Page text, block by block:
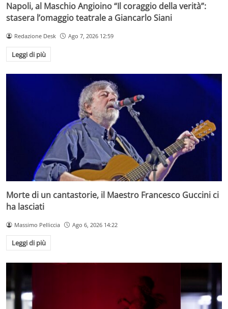
Napoli, al Maschio Angioino “Il coraggio della verità”:
stasera l’omaggio teatrale a Giancarlo Siani
Redazione Desk Ago 7, 2026 12:59
Leggi di più
Morte di un cantastorie, il Maestro Francesco Guccini ci
ha lasciati
Massimo Pelliccia Ago 6, 2026 14:22
Leggi di più